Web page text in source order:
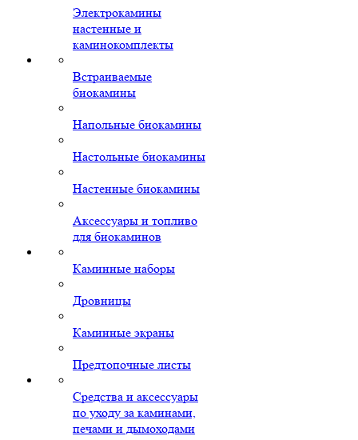
Электрокамины
настенные и
каминокомплекты
Встраиваемые
биокамины
Напольные биокамины
Настольные биокамины
Настенные биокамины
Аксессуары и топливо
для биокаминов
Каминные наборы
Дровницы
Каминные экраны
Предтопочные листы
Средства и аксессуары
по уходу за каминами,
печами и дымоходами